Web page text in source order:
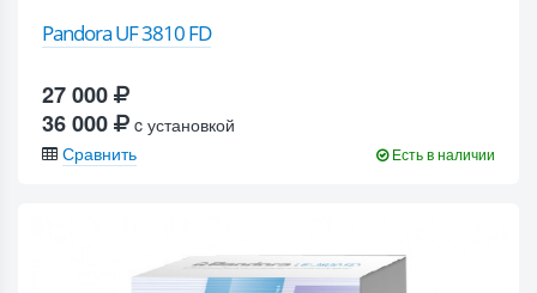
Pandora UF 3810 FD
27 000
36 000
c установкой
Сравнить
Есть в наличии